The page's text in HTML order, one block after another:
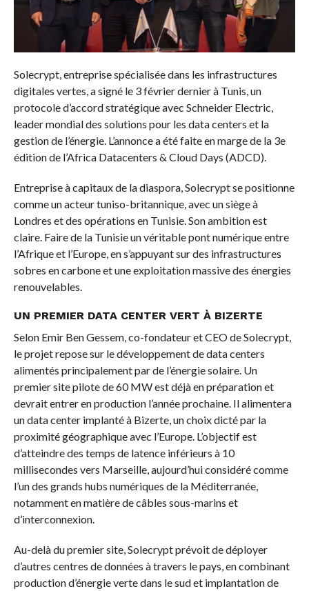
Solecrypt, entreprise spécialisée dans les infrastructures
digitales vertes, a signé le 3 février dernier à Tunis, un
protocole d’accord stratégique avec Schneider Electric,
leader mondial des solutions pour les data centers et la
gestion de l’énergie. L’annonce a été faite en marge de la 3e
édition de l’Africa Datacenters & Cloud Days (ADCD).
Entreprise à capitaux de la diaspora, Solecrypt se positionne
comme un acteur tuniso-britannique, avec un siège à
Londres et des opérations en Tunisie. Son ambition est
claire. Faire de la Tunisie un véritable pont numérique entre
l’Afrique et l’Europe, en s’appuyant sur des infrastructures
sobres en carbone et une exploitation massive des énergies
renouvelables.
UN PREMIER DATA CENTER VERT À BIZERTE
Selon Emir Ben Gessem, co-fondateur et CEO de Solecrypt,
le projet repose sur le développement de data centers
alimentés principalement par de l’énergie solaire. Un
premier site pilote de 60 MW est déjà en préparation et
devrait entrer en production l’année prochaine. Il alimentera
un data center implanté à Bizerte, un choix dicté par la
proximité géographique avec l’Europe. L’objectif est
d’atteindre des temps de latence inférieurs à 10
millisecondes vers Marseille, aujourd’hui considéré comme
l’un des grands hubs numériques de la Méditerranée,
notamment en matière de câbles sous-marins et
d’interconnexion.
Au-delà du premier site, Solecrypt prévoit de déployer
d’autres centres de données à travers le pays, en combinant
production d’énergie verte dans le sud et implantation de